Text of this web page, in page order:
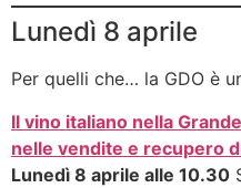
Lunedì 8 aprile
Per quelli che… la GDO è
Il vino italiano nella
nelle vendite e recupero
Lunedì 8 aprile alle 10.30